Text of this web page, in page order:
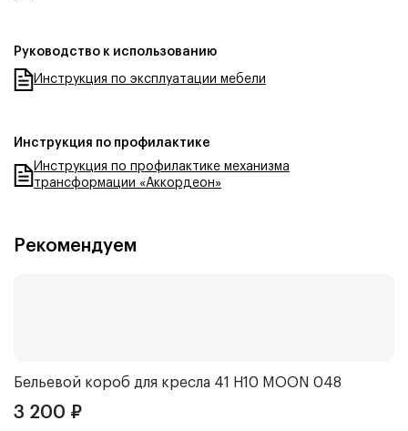
Руководство к использованию
Инструкция по эксплуатации мебели
Инструкция по профилактике
Инструкция по профилактике механизма
трансформации «Аккордеон»
Рекомендуем
Бельевой короб для кресла 41 Н10 MOON 048
3 200 ₽